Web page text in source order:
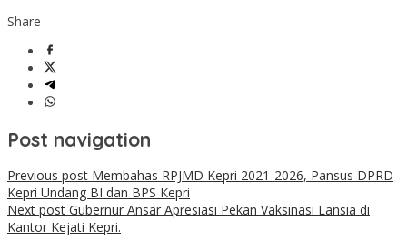
Share
Post navigation
Previous post Membahas RPJMD Kepri 2021-2026, Pansus DPRD
Kepri Undang BI dan BPS Kepri
Next post Gubernur Ansar Apresiasi Pekan Vaksinasi Lansia di
Kantor Kejati Kepri.